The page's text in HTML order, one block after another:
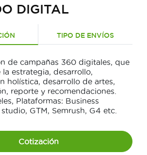
DIGITAL
TIPO DE ENVÍOS
de campañas 360 digitales, que
estrategia, desarrollo,
holística, desarrollo de artes,
reporte y recomendaciones.
Plataformas: Business
GTM, Semrush, G4 etc.
Cotización